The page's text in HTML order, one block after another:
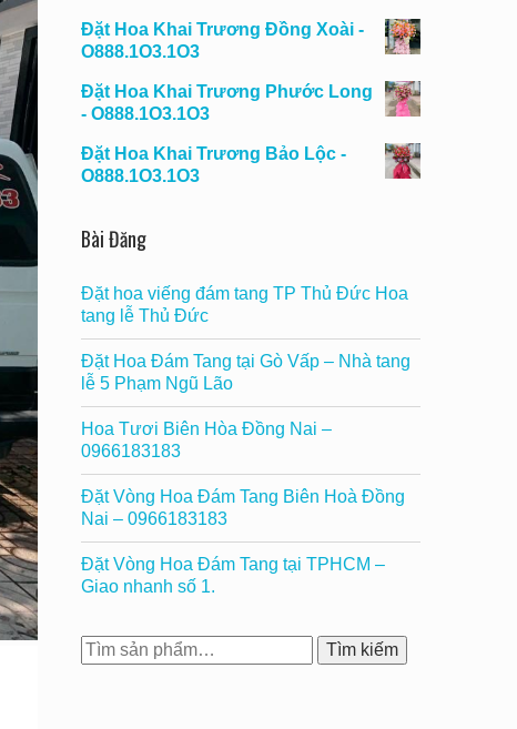
Đặt Hoa Khai Trương Đồng Xoài -
O888.1O3.1O3
Đặt Hoa Khai Trương Phước Long
- O888.1O3.1O3
Đặt Hoa Khai Trương Bảo Lộc -
O888.1O3.1O3
Bài Đăng
Đặt hoa viếng đám tang TP Thủ Đức Hoa
tang lễ Thủ Đức
Đặt Hoa Đám Tang tại Gò Vấp – Nhà tang
lễ 5 Phạm Ngũ Lão
Hoa Tươi Biên Hòa Đồng Nai –
0966183183
Đặt Vòng Hoa Đám Tang Biên Hoà Đồng
Nai – 0966183183
Đặt Vòng Hoa Đám Tang tại TPHCM –
Giao nhanh số 1.
Tìm
kiếm:
Tìm kiếm